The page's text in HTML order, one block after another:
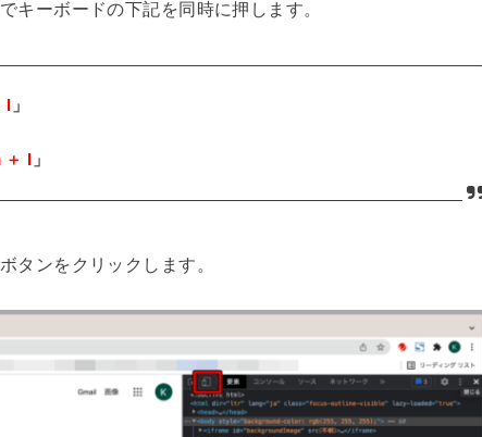
ーボードの下記を同時に押します。
」
I 」
タンをクリックします。